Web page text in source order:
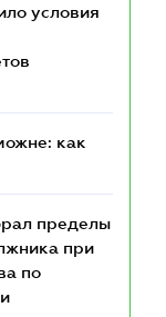
условия
как
пределы
при
по